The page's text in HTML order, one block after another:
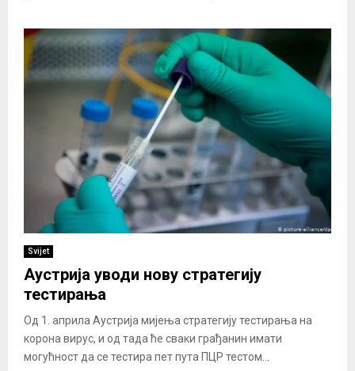
Svijet
Аустрија уводи нову стратегију
тестирања
Од 1. априла Аустрија мијења стратегију тестирања на
корона вирус, и од тада ће сваки грађанин имати
могућност да се тестира пет пута ПЦР тестом...